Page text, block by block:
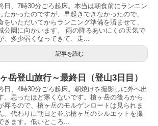
日、7時30分ごろ起床。本当は朝食前にランニン
たかったのですが、早起きできなかったので、
をいただいてからランニング準備を済ませて、
公園に向かいます。 雨の降るあいにくの天気で
、多少弱くなってきて、走...
記事を読む
岳登山旅行～最終日（登山3日目）
日、4時30分ごろ起床。朝焼けを撮影しに外へ出
。思ったほど寒くないです。槍ヶ岳の後ろから
昇るので、槍ヶ岳のモルゲンロートは見られま
。代わりに朝日と並ぶ槍ヶ岳のシルエットを撮
きます。低いところ...